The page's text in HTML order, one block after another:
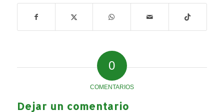
0
COMENTARIOS
Dejar un comentario